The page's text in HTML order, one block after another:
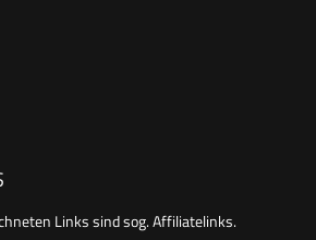
Schlagbesen,
Links sind sog. Affiliatelinks.